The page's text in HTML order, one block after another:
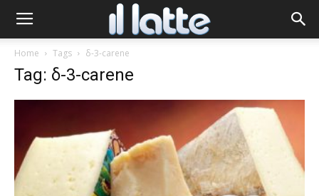
Home Tags δ-3-carene
Tag: δ-3-carene